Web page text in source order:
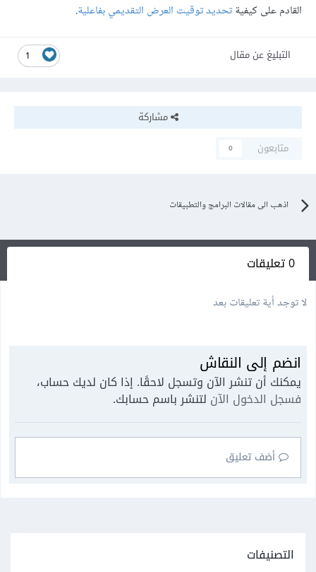
القادم على كيفيةتحديد توقيت العرض التقديمي بفاعلية.
1 التبليغ عن مقال
مشاركة
متابعون
0
اذهب الى مقالات البرامج والتطبيقات
0 تعليقات
لا توجد أية تعليقات بعد
انضم إلى النقاش
يمكنك أن تنشر الآن وتسجل لاحقًا. إذا كان لديك حساب،
فسجل الدخول الآن لتنشر باسم حسابك.
أضف تعليق
التصنيفات